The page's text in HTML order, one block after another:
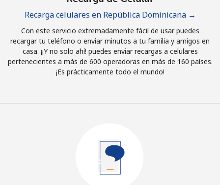
Inicia sesión oREGÍSTRATE →
Recarga celulares en República Dominicana →
Con este servicio extremadamente fácil de usar puedes
recargar tu teléfono o enviar minutos a tu familia y amigos en
casa. ¡¡Y no solo ahí! puedes enviar recargas a celulares
pertenecientes a más de 600 operadoras en más de 160 países.
¡Es prácticamente todo el mundo!